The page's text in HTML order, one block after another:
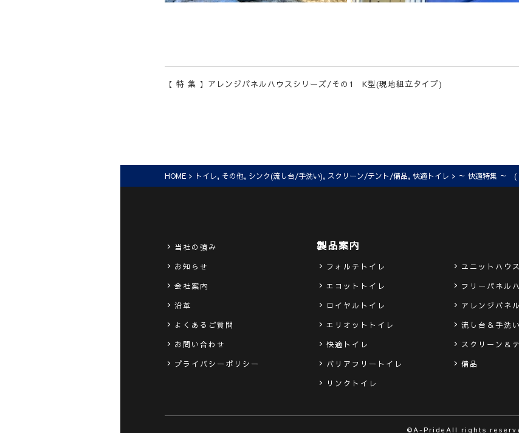
【 特 集 】アレンジパネルハウスシリーズ/その1 K型(現地組立タイプ)
HOME > トイレ, その他, シンク(流し台/手洗い), スクリーン/テント/備品, 快適トイレ > ～ 快適特集 ～
当社の強み
お知らせ
会社案内
沿革
よくあるご質問
お問い合わせ
プライバシーポリシー
製品案内
フォルテトイレ
エコットトイレ
ロイヤルトイレ
エリオットトイレ
快適トイレ
バリアフリートイレ
リンクトイレ
ユニットハウス
フリーパネル
アレンジパネ
流し台＆手洗い
スクリーン＆
備品
©A-PrideAll rights